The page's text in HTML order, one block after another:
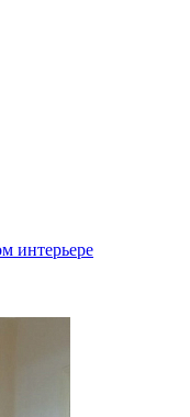
интерьере